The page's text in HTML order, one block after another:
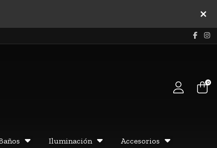
0
Iluminación Accesorios